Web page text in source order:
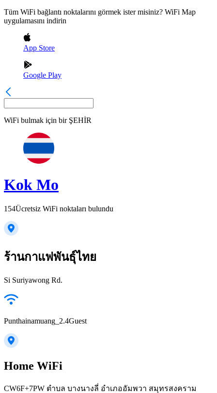
Tüm WiFi bağlantı noktalarını görmek ister misiniz? WiFi Map
uygulamasını indirin
App Store
Google Play
WiFi bulmak için bir ŞEHİR
Kok Mo
154Ücretsiz WiFi noktaları bulundu
ร้านกาแฟพันธุ์ไทย
Si Suriyawong Rd.
Punthainamuang_2.4Guest
Home WiFi
CW6F+7PW ตำบล บางนางลี่ อำเภออัมพวา สมุทรสงคราม